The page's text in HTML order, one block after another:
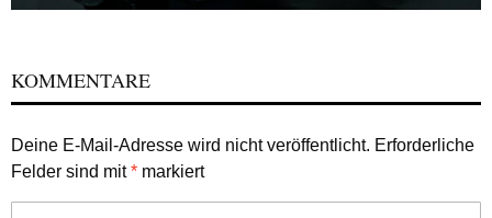
KOMMENTARE
Deine E-Mail-Adresse wird nicht veröffentlicht. Erforderliche
Felder sind mit* markiert